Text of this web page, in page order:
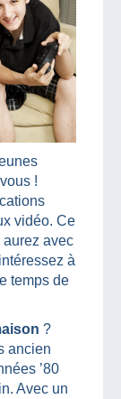
!
vidéo. Ce
aurez avec
à
temps de
?
ancien
’80
Avec un